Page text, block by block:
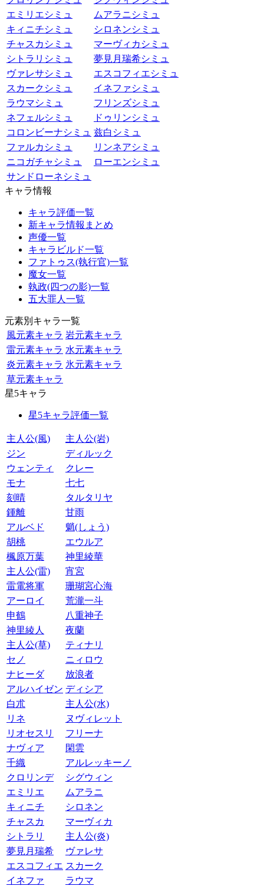
エミリエシミュ
ムアラニシミュ
キィニチシミュ
シロネンシミュ
チャスカシミュ
マーヴィカシミュ
シトラリシミュ
夢見月瑞希シミュ
ヴァレサシミュ
エスコフィエシミュ
スカークシミュ
イネファシミュ
ラウマシミュ
フリンズシミュ
ネフェルシミュ
ドゥリンシミュ
コロンビーナシミュ 兹白シミュ
ファルカシミュ
リンネアシミュ
ニコガチャシミュ
ローエンシミュ
サンドローネシミュ
キャラ情報
キャラ評価一覧
新キャラ情報まとめ
声優一覧
キャラビルド一覧
ファトゥス(執行官)一覧
魔女一覧
執政(四つの影)一覧
五大罪人一覧
元素別キャラ一覧
風元素キャラ 岩元素キャラ
雷元素キャラ 水元素キャラ
炎元素キャラ 氷元素キャラ
草元素キャラ
星5キャラ
星5キャラ評価一覧
主人公(風)
主人公(岩)
ジン
ディルック
ウェンティ
クレー
モナ
七七
刻晴
タルタリヤ
鍾離
甘雨
アルベド
魈(しょう)
胡桃
エウルア
楓原万葉
神里綾華
主人公(雷)
宵宮
雷電将軍
珊瑚宮心海
アーロイ
荒瀧一斗
申鶴
八重神子
神里綾人
夜蘭
主人公(草)
ティナリ
セノ
ニィロウ
ナヒーダ
放浪者
アルハイゼン ディシア
白朮
主人公(水)
リネ
ヌヴィレット
リオセスリ
フリーナ
ナヴィア
閑雲
千織
アルレッキーノ
クロリンデ
シグウィン
エミリエ
ムアラニ
キィニチ
シロネン
チャスカ
マーヴィカ
シトラリ
主人公(炎)
夢見月瑞希
ヴァレサ
エスコフィエ スカーク
イネファ
ラウマ